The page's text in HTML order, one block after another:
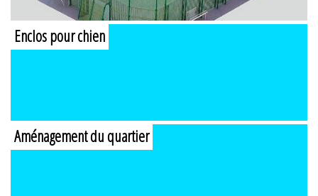
Enclos pour chien
Aménagement du quartier